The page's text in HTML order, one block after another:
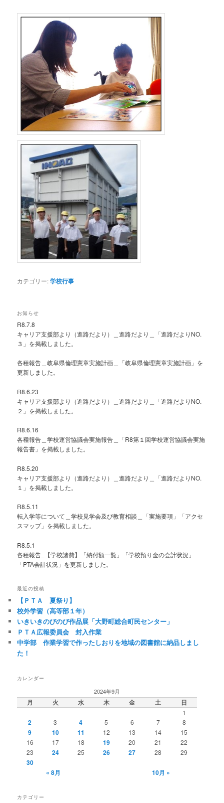
カテゴリー:学校行事
お知らせ
R8.7.8
キャリア支援部より（進路だより）＿進路だより＿「進路だよりNO.
３」を掲載しました。
各種報告＿岐阜県倫理憲章実施計画＿「岐阜県倫理憲章実施計画」を
更新しました。
R8.6.23
キャリア支援部より（進路だより）＿進路だより＿「進路だよりNO.
２」を掲載しました。
R8.6.16
各種報告＿学校運営協議会実施報告＿「R8第１回学校運営協議会実施
報告書」を掲載しました。
R8.5.20
キャリア支援部より（進路だより）＿進路だより＿「進路だよりNO.
１」を掲載しました。
R8.5.11
転入学等について＿学校見学会及び教育相談＿「実施要項」「アクセ
スマップ」を掲載しました。
R8.5.1
各種報告_【学校諸費】「納付額一覧」「学校預り金の会計状況」
「PTA会計状況」を更新しました。
最近の投稿
【ＰＴＡ 夏祭り】
校外学習（高等部１年）
いきいきのびのび作品展「大野町総合町民センター」
ＰＴＡ広報委員会 封入作業
中学部 作業学習で作ったしおりを地域の図書館に納品しまし
た！
カレンダー
2024年9月
月 火 水 木 金 土 日
1
2 3 4 5 6 7 8
9 10 11 12 13 14
15
16
17 18 19 20 21
22
23
24 25 26 27 28 29
30
« 8月
10月 »
カテゴリー